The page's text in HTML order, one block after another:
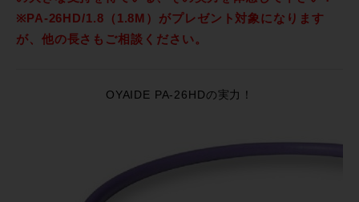
※PA-26HD/1.8（1.8M）がプレゼント対象になります
が、他の長さもご相談ください。
OYAIDE PA-26HDの実力！